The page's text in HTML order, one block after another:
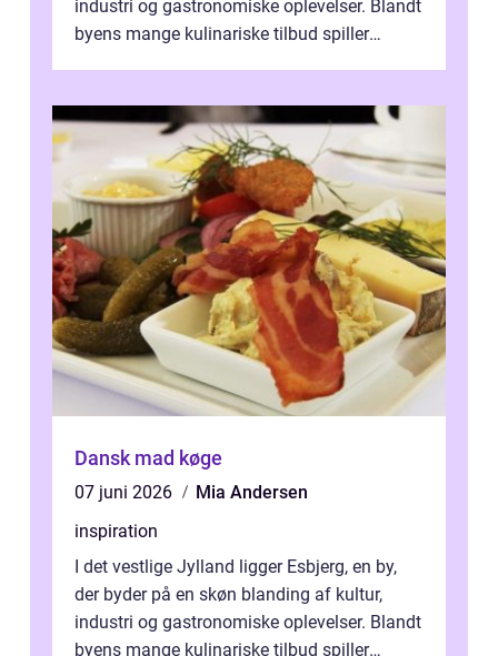
industri og gastronomiske oplevelser. Blandt
byens mange kulinariske tilbud spiller
Dansk mad køge
07 juni 2026
Mia Andersen
inspiration
I det vestlige Jylland ligger Esbjerg, en by,
der byder på en skøn blanding af kultur,
industri og gastronomiske oplevelser. Blandt
byens mange kulinariske tilbud spiller